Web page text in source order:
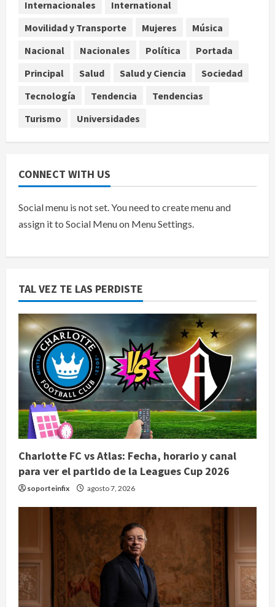
Ángela Buitrago señala videos
agosto 7, 2026
Internacionales
International
Movilidad y Transporte
Mujeres
Música
Nacional
Nacionales Política
Portada
Principal
Salud Salud y Ciencia
Sociedad
Tecnología
Tendencia
Tendencias
Turismo
Universidades
CONNECT WITH US
Social menu is not set. You need to create menu and
assign it to Social Menu on Menu Settings.
TAL VEZ TE LAS PERDISTE
Charlotte FC vs Atlas: Fecha, horario y canal
para ver el partido de la Leagues Cup 2026
soporteinfix agosto 7, 2026